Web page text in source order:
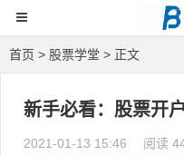
首页 > 股票学堂 > 正文
新手必看：股票开
2021-01-13 15:46 阅读